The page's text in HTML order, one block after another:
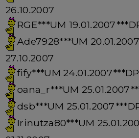
26.10.2007
RGE***UM
Ade7928***UM
27.10.2007
fify***UM
oana_r***UM
dsb***UM
Irinutza80***UM